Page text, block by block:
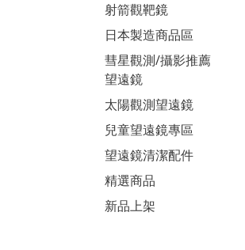
射箭觀靶鏡
日本製造商品區
彗星觀測/攝影推薦
望遠鏡
太陽觀測望遠鏡
兒童望遠鏡專區
望遠鏡清潔配件
精選商品
新品上架